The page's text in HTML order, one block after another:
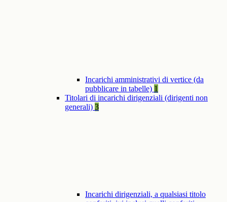
Incarichi amministrativi di vertice (da
pubblicare in tabelle) 1
Titolari di incarichi dirigenziali (dirigenti non
generali) 3
Incarichi dirigenziali, a qualsiasi titolo